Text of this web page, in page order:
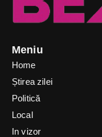
Meniu
Home
Știrea zilei
Politică
Local
In vizor